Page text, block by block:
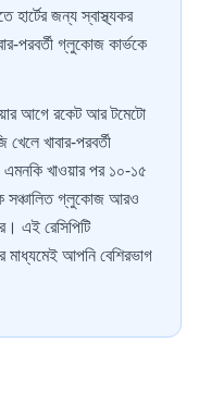
জন্য স্বাস্থ্যকর
পরবর্তী গ্লুকোজ কার্ভকে
আগে রকেট আর টমেটো
খাবার-পরবর্তী
খাওয়ার পর ১০-১৫
সঞ্চালিত গ্লুকোজ আরও
এই রেসিপিটি
মাধ্যমেই আপনি বেশিরভাগ